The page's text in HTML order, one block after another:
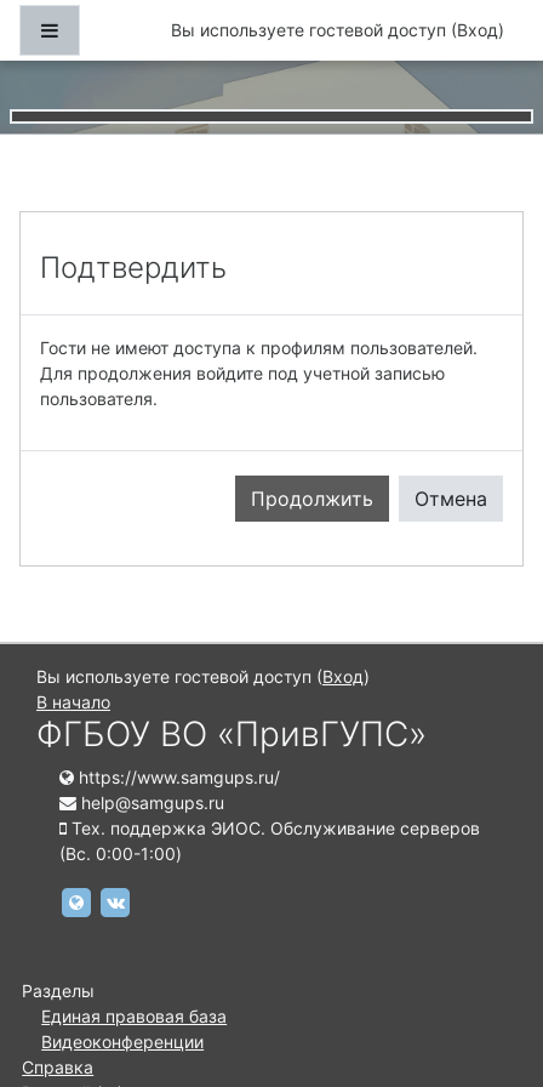
Перейти к основному содержанию
Боковая панельВы используете гостевой доступ (Вход)
Подтвердить
Гости не имеют доступа к профилям пользователей.
Для продолжения войдите под учетной записью
пользователя.
Продолжить Отмена
Вы используете гостевой доступ (Вход)
В начало
ФГБОУ ВО «ПривГУПС»
https://www.samgups.ru/
help@samgups.ru
Тех. поддержка ЭИОС. Обслуживание серверов
(Вc. 0:00-1:00)
https://www.samgups.ru
Разделы
Единая правовая база
Видеоконференции
Справка